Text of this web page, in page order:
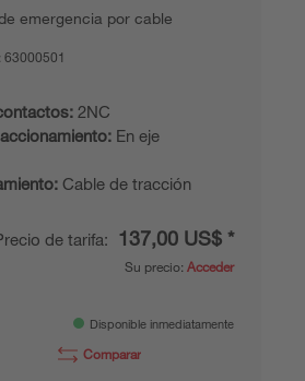
emergencia por cable
63000501
2NC
En eje
Cable de tracción
de tarifa: 137,00 US$ *
Su precio: Acceder
Disponible inmediatamente
Comparar